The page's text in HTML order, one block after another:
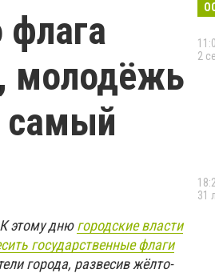
флага
молодёжь
самый
этому днюгородские власти
государственные флаги
города, развесив жёлто-
2
31